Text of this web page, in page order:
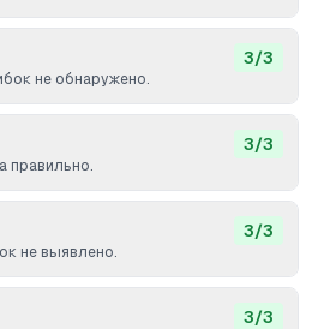
не обнаружено.
3/3
правильно.
3/3
не выявлено.
3/3
3/3